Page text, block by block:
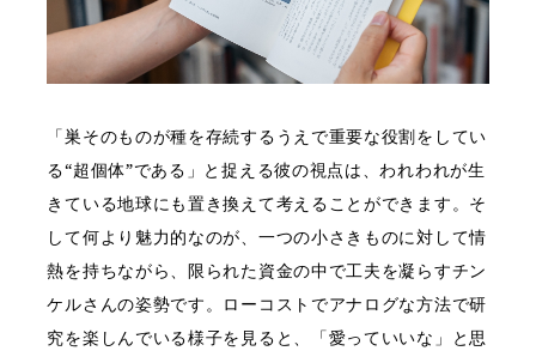
「巣そのものが種を存続するうえで重要な役割をしてい
る“超個体”である」と捉える彼の視点は、われわれが生
きている地球にも置き換えて考えることができます。そ
して何より魅力的なのが、一つの小さきものに対して情
熱を持ちながら、限られた資金の中で工夫を凝らすチン
ケルさんの姿勢です。ローコストでアナログな方法で研
究を楽しんでいる様子を見ると、「愛っていいな」と思